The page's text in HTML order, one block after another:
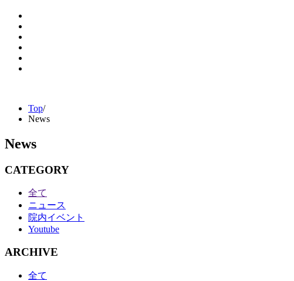
Top/
News
News
CATEGORY
全て
ニュース
院内イベント
Youtube
ARCHIVE
全て